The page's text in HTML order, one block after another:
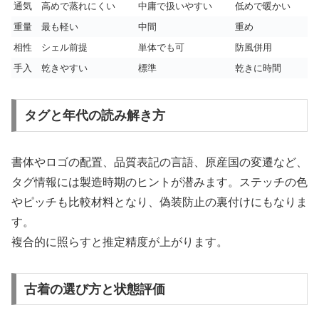
通気
高めで蒸れにくい 中庸で扱いやすい
低めで暖かい
重量
最も軽い 中間
重め
相性
シェル前提 単体でも可
防風併用
手入
乾きやすい 標準 乾きに時間
タグと年代の読み解き方
書体やロゴの配置、品質表記の言語、原産国の変遷など、
タグ情報には製造時期のヒントが潜みます。ステッチの色
やピッチも比較材料となり、偽装防止の裏付けにもなりま
す。
複合的に照らすと推定精度が上がります。
古着の選び方と状態評価